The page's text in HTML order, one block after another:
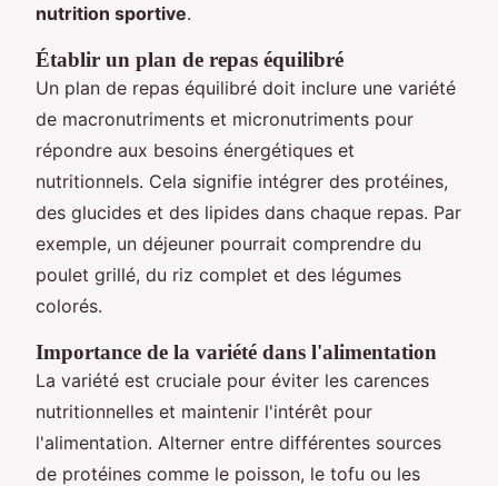
nutrition sportive.
Établir un plan de repas équilibré
Un plan de repas équilibré doit inclure une variété
de macronutriments et micronutriments pour
répondre aux besoins énergétiques et
nutritionnels. Cela signifie intégrer des protéines,
des glucides et des lipides dans chaque repas. Par
exemple, un déjeuner pourrait comprendre du
poulet grillé, du riz complet et des légumes
colorés.
Importance de la variété dans l'alimentation
La variété est cruciale pour éviter les carences
nutritionnelles et maintenir l'intérêt pour
l'alimentation. Alterner entre différentes sources
de protéines comme le poisson, le tofu ou les